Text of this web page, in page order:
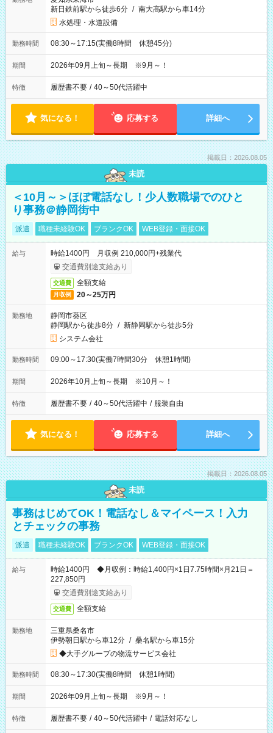
新日鉄前駅から徒歩6分 / 南大高駅から車14分
水処理・水道設備
勤務時間 08:30～17:15(実働8時間 休憩45分)
期間 2026年09月上旬～長期 ※9月～！
特徴 履歴書不要 / 40～50代活躍中
気になる！ 応募する 詳細へ
掲載日：2026.08.05
未読
＜10月～＞ほぼ電話なし！少人数職場でのひと
り事務＠静岡街中
派遣 職種未経験OK ブランクOK WEB登録・面接OK
給与
時給1400円 月収例 210,000円+残業代
交通費別途支給あり
交通費 全額支給
月収例 20～25万円
勤務地
静岡市葵区
静岡駅から徒歩8分 / 新静岡駅から徒歩5分
システム会社
勤務時間 09:00～17:30(実働7時間30分 休憩1時間)
期間 2026年10月上旬～長期 ※10月～！
特徴 履歴書不要 / 40～50代活躍中 / 服装自由
気になる！ 応募する 詳細へ
掲載日：2026.08.05
未読
事務はじめてOK！電話なし＆マイペース！入力
とチェックの事務
派遣 職種未経験OK ブランクOK WEB登録・面接OK
給与
時給1400円 ◆月収例：時給1,400円×1日7.75時間×月21日＝
227,850円
交通費別途支給あり
交通費 全額支給
勤務地
三重県桑名市
伊勢朝日駅から車12分 / 桑名駅から車15分
◆大手グループの物流サービス会社
勤務時間 08:30～17:30(実働8時間 休憩1時間)
期間 2026年09月上旬～長期 ※9月～！
特徴 履歴書不要 / 40～50代活躍中 / 電話対応なし